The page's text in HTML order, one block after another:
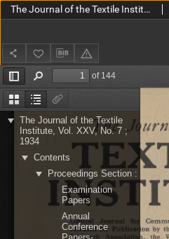
The Journal of the Textile Institute Vol. XXV No. 7 (1934)